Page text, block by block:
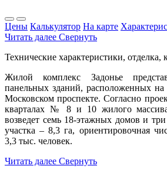
Цены Калькулятор На карте
Читать далее Свернуть
Технические характеристики,
Жилой комплекс Задонье
панельных зданий, расположенных
Московском проспекте. Согласно
кварталах № 8 и 10 жилого
возведет семь 18-этажных домов и
участка – 8,3 га, ориентировочная
3,3 тыс. человек.
Читать далее Свернуть